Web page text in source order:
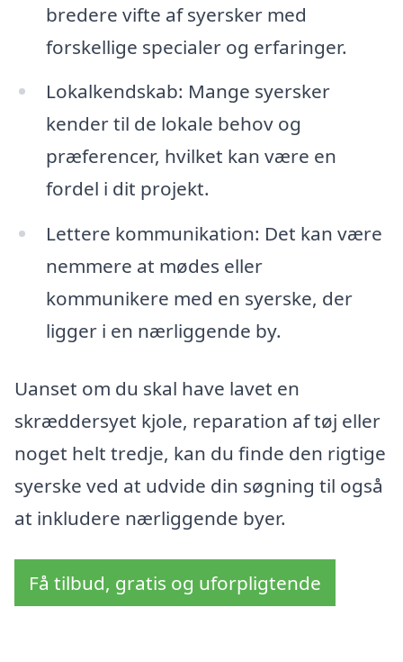
bredere vifte af syersker med
forskellige specialer og erfaringer.
Lokalkendskab: Mange syersker
kender til de lokale behov og
præferencer, hvilket kan være en
fordel i dit projekt.
Lettere kommunikation: Det kan være
nemmere at mødes eller
kommunikere med en syerske, der
ligger i en nærliggende by.
Uanset om du skal have lavet en
skræddersyet kjole, reparation af tøj eller
noget helt tredje, kan du finde den rigtige
syerske ved at udvide din søgning til også
at inkludere nærliggende byer.
Få tilbud, gratis og uforpligtende